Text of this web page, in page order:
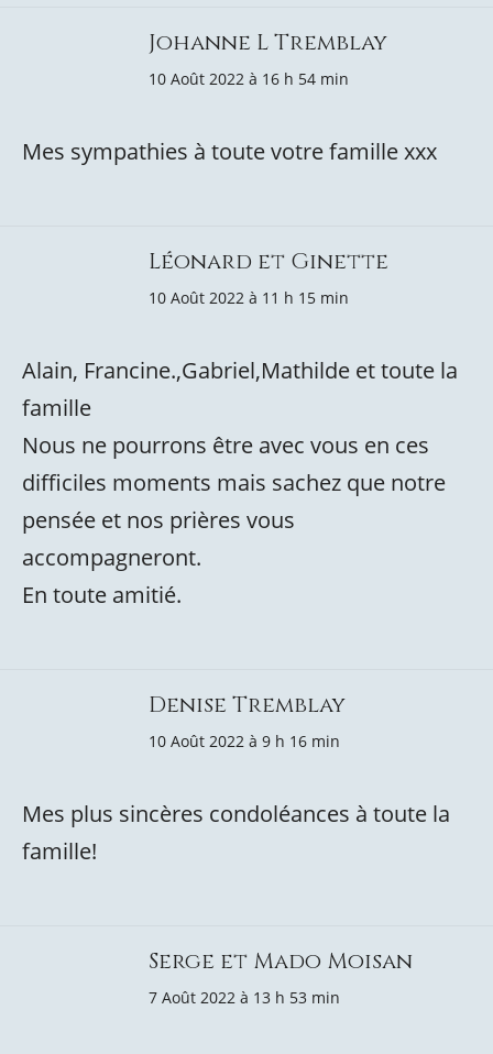
Johanne L Tremblay
10 Août 2022 à 16 h 54 min
Mes sympathies à toute votre famille xxx
Léonard et Ginette
10 Août 2022 à 11 h 15 min
Alain, Francine.,Gabriel,Mathilde et toute la
famille
Nous ne pourrons être avec vous en ces
difficiles moments mais sachez que notre
pensée et nos prières vous
accompagneront.
En toute amitié.
Denise Tremblay
10 Août 2022 à 9 h 16 min
Mes plus sincères condoléances à toute la
famille!
Serge et Mado Moisan
7 Août 2022 à 13 h 53 min